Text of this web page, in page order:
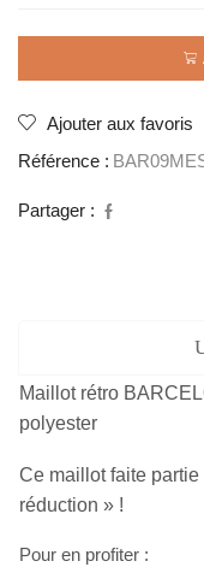
rétro
MESSI
Ajouter aux favoris
Référence :
Partager :
Maillot rétro
polyester
Ce maillot faite partie
réduction » !
Pour en profiter :